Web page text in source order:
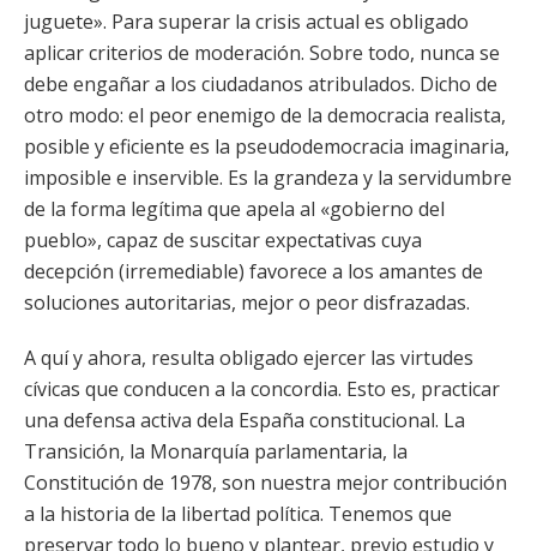
juguete». Para superar la crisis actual es obligado
aplicar criterios de moderación. Sobre todo, nunca se
debe engañar a los ciudadanos atribulados. Dicho de
otro modo: el peor enemigo de la democracia realista,
posible y eficiente es la pseudodemocracia imaginaria,
imposible e inservible. Es la grandeza y la servidumbre
de la forma legítima que apela al «gobierno del
pueblo», capaz de suscitar expectativas cuya
decepción (irremediable) favorece a los amantes de
soluciones autoritarias, mejor o peor disfrazadas.
A quí y ahora, resulta obligado ejercer las virtudes
cívicas que conducen a la concordia. Esto es, practicar
una defensa activa dela España constitucional. La
Transición, la Monarquía parlamentaria, la
Constitución de 1978, son nuestra mejor contribución
a la historia de la libertad política. Tenemos que
preservar todo lo bueno y plantear, previo estudio y